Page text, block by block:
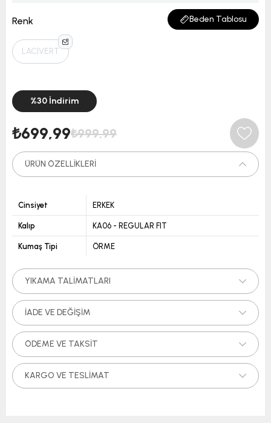
Renk Beden Tablosu
LACİVERT
%30 İndirim
₺999,99
₺699,99
ÜRÜN ÖZELLIKLERI
Cinsiyet ERKEK
Kalıp KA06 - REGULAR FIT
Kumaş Tipi ÖRME
YIKAMA TALIMATLARI
İADE VE DEĞIŞIM
ÖDEME VE TAKSIT
KARGO VE TESLIMAT